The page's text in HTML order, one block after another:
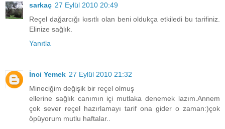
sarkaç 27 Eylül 2010 20:49
Reçel dağarcığı kısıtlı olan beni oldukça etkiledi bu tarifiniz.
Elinize sağlık.
Yanıtla
İnci Yemek 27 Eylül 2010 21:32
Mineciğim değişik bir reçel olmuş
ellerine sağlık canımın içi mutlaka denemek lazım.Annem
çok sever reçel hazırlamayı tarif ona gider o zaman:)çok
öpüyorum mutlu haftalar..